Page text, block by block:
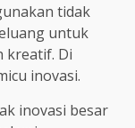
tidak
untuk
kreatif. Di
inovasi.
inovasi besar